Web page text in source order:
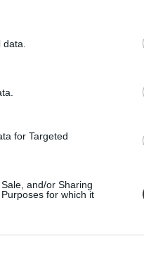
for Targeted
and/or Sharing
for which it
szinten pedig 3041-en.